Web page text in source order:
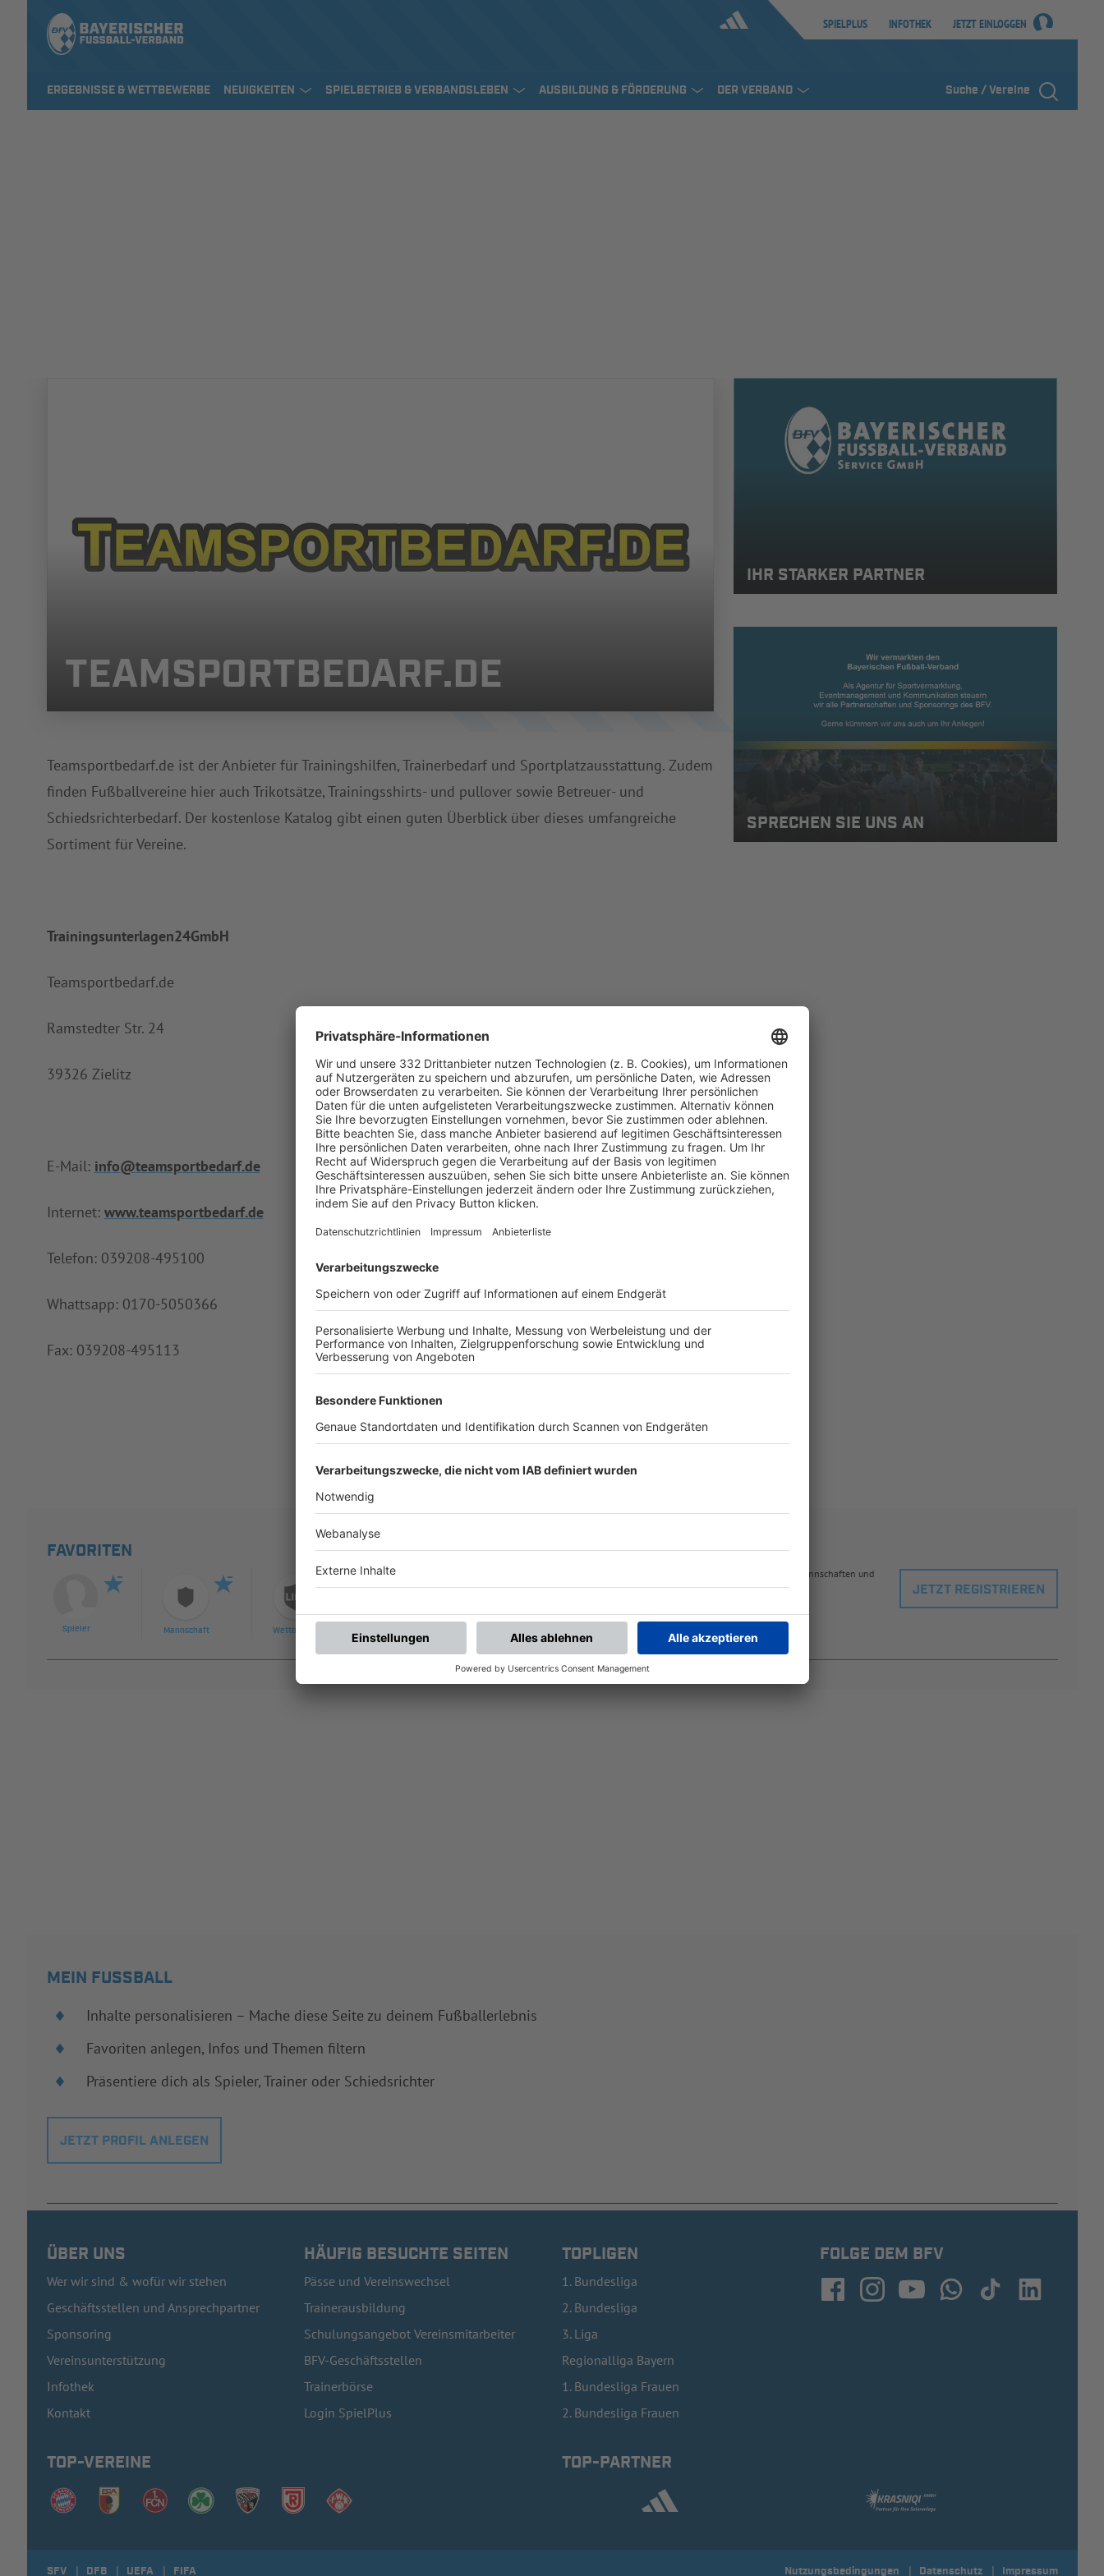
SPIELPLUS INFOTHEK JETZT EINLOGGEN
ERGEBNISSE & WETTBEWERBE NEUIGKEITEN SPIELBETRIEB & VERBANDSLEBEN AUSBILDUNG & FÖRDERUNG DER VERBAND Suche / Vereine
TEAMSPORTBEDARF.DE
Teamsportbedarf.de ist der Anbieter für Trainingshilfen, Trainerbedarf und Sportplatzausstattung. Zudem
finden Fußballvereine hier auch Trikotsätze, Trainingsshirts- und pullover sowie Betreuer- und
Schiedsrichterbedarf. Der kostenlose Katalog gibt einen guten Überblick über dieses umfangreiche
Sortiment für Vereine.
Trainingsunterlagen24GmbH
Teamsportbedarf.de
Ramstedter Str. 24
39326 Zielitz
E-Mail: info@teamsportbedarf.de
Internet: www.teamsportbedarf.de
Telefon: 039208-495100
Whattsapp: 0170-5050366
Fax: 039208-495113
IHR STARKER PARTNER
SPRECHEN SIE UNS AN
FAVORITEN
Spieler Mannschaft Wettbewerb
Nach der Registrierung kannst du dir Favoriten setzen. So bist du ganz nah an deinen Lieblingsspielern, Mannschaften und
Ligen, die dann direkt hier angezeigt werden.
JETZT REGISTRIEREN
MEIN FUSSBALL
Inhalte personalisieren – Mache diese Seite zu deinem Fußballerlebnis
Favoriten anlegen, Infos und Themen filtern
Präsentiere dich als Spieler, Trainer oder Schiedsrichter
JETZT PROFIL ANLEGEN
ÜBER UNS
Wer wir sind & wofür wir stehen
Geschäftsstellen und Ansprechpartner
Sponsoring
Vereinsunterstützung
Infothek
Kontakt
HÄUFIG BESUCHTE SEITEN
Pässe und Vereinswechsel
Trainerausbildung
Schulungsangebot Vereinsmitarbeiter
BFV-Geschäftsstellen
Trainerbörse
Login SpielPlus
TOPLIGEN
1. Bundesliga
2. Bundesliga
3. Liga
Regionalliga Bayern
1. Bundesliga Frauen
2. Bundesliga Frauen
FOLGE DEM BFV
TOP-VEREINE TOP-PARTNER
SFV DFB UEFA FIFA Nutzungsbedingungen Datenschutz Impressum